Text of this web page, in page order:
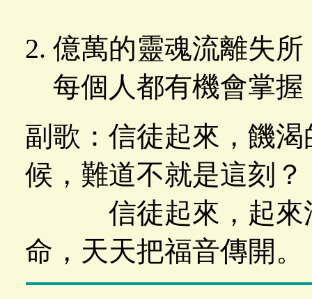
億萬的靈魂流離失
每個人都有機會掌
副歌：信徒起來，饑
候，難道不就是這刻？
信徒起來，起來活
命，天天把福音傳開。